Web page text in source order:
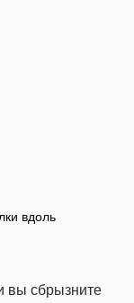
вдоль
вы сбрызните